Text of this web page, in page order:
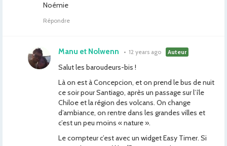
Noémie
Répondre
Manu et Nolwenn • 12 years ago Auteur
Salut les baroudeurs-bis !
Là on est à Concepcion, et on prend le bus de nuit
ce soir pour Santiago, après un passage sur l’île
Chiloe et la région des volcans. On change
d’ambiance, on rentre dans les grandes villes et
c’est un peu moins « nature ».
Le compteur c’est avec un widget Easy Timer. Si